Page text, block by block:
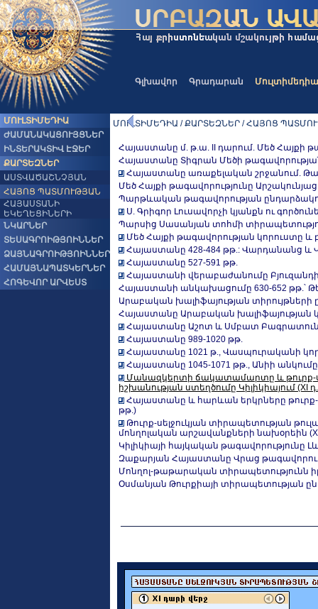
Գլխավոր Գրադարան Մուլտիմեդիա
ՄՈՒԼՏԻՄԵԴԻԱ
ԺԱՄԱՆԱԿԱՑՈՒՅՑՆԵՐ
ԻՆՏԵՐԱԿՏԻՎ ԷՋԵՐ
ՔԱՐՏԵԶՆԵՐ
ԱՍՏՎԱԾԱՇՆՉՅԱՆ
ՀԱՅՈՑ ՊԱՏՄՈՒԹՅԱՆ
ՀԱՅԱՍՏԱՆԻ
ԵԿԵՂԵՑԻՆԵՐԻ
ՆԿԱՐՆԵՐ
ՏԵՍԱԳՐՈԻԹՅՈԻՆՆԵՐ
ՁԱՅՆԱԳՐՈԻԹՅՈԻՆՆԵՐ
ՀԱՄԱՅՆԱՊԱՏԿԵՐՆԵՐ
ՀՈԳԵՎՈՐ ԱՐՎԵՍՏ
ՄՈՒԼՏԻՄԵԴԻԱ / ՔԱՐՏԵԶՆԵՐ / ՀԱՅՈՑ
Հայաստանը մ. թ.ա. II դարում. Մեծ Հայքի
Հայաստանը Տիգրան Մեծի
Հայաստանը առաքելական շրջանում.
Մեծ Հայքի թագավորությունը
Պարթևական թագավորության
Ս. Գրիգոր Լուսավորչի կյանքն ու
Պարսից Սասանյան տոհմի
Մեծ Հայքի թագավորության կորուստը և
Հայաստանը 428-484 թթ.: Վարդանանց
Հայաստանը 527-591 թթ.
Հայաստանի վերաբաժանումը
Հայաստանի անկախացումը 630-652 թթ.՝
Արաբական խալիֆայության տիրույթների
Հայաստանը Արաբական խալիֆայության
Հայաստանը Աշոտ և Սմբատ
Հայաստանը 989-1020 թթ.
Հայաստանը 1021 թ., Վասպուրականի
Հայաստանը 1045-1071 թթ., Անիի
Մանազկերտի ճակատամարտը և թուրք-
իշխանության ստեղծումը Կիլիկիայում (XI
Հայաստանը և հարևան երկրները թուրք-
թթ.)
Թուրք-սելջուկյան տիրապետության
մոնղոլական արշավանքների նախօրեին
Կիլիկիայի հայկական թագավորությունը
Զաքարյան Հայաստանը Վրաց
Մոնղոլ-թաթարական տիրապետությունն
Օսմանյան Թուրքիայի տիրապետության